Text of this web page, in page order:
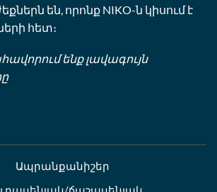
են, որոնք NIKO-ն կիսում է
հետ։
ենք լավագույն
Ապրանքանիշեր